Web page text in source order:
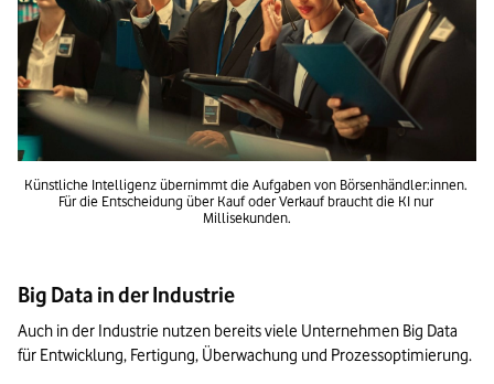
Künstliche Intelligenz übernimmt die Aufgaben von Börsenhändler:innen.
Für die Entscheidung über Kauf oder Verkauf braucht die KI nur
Millisekunden.
Big Data in der Industrie
Auch in der Industrie nutzen bereits viele Unternehmen Big Data
für Entwicklung, Fertigung, Überwachung und Prozessoptimierung.